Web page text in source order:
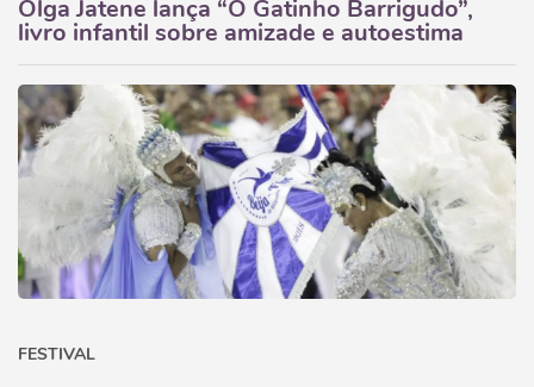
Olga Jatene lança “O Gatinho Barrigudo”,
livro infantil sobre amizade e autoestima
FESTIVAL